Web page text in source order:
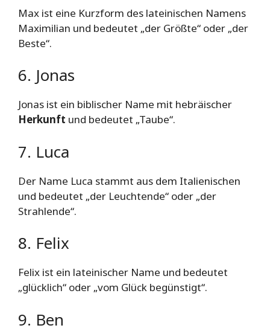
Max ist eine Kurzform des lateinischen Namens
Maximilian und bedeutet „der Größte“ oder „der
Beste“.
6. Jonas
Jonas ist ein biblischer Name mit hebräischer
Herkunft und bedeutet „Taube“.
7. Luca
Der Name Luca stammt aus dem Italienischen
und bedeutet „der Leuchtende“ oder „der
Strahlende“.
8. Felix
Felix ist ein lateinischer Name und bedeutet
„glücklich“ oder „vom Glück begünstigt“.
9. Ben